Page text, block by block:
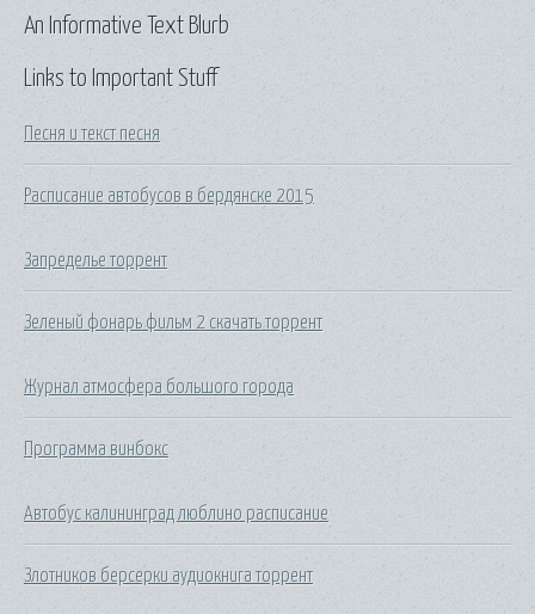
Links to Important Stuff
Песня и текст песня
Расписание автобусов в бердянске 2015
Запределье торрент
Зеленый фонарь фильм 2 скачать торрент
Журнал атмосфера большого города
Программа винбокс
Автобус калининград люблино расписание
Злотников берсерки аудиокнига торрент
An Informative Text Blurb